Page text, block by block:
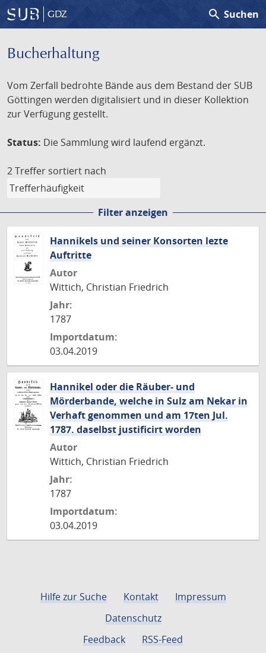
GDZ search Suchen
Bucherhaltung
Vom Zerfall bedrohte Bände aus dem Bestand der SUB
Göttingen werden digitalisiert und in dieser Kollektion
zur Verfügung gestellt.
Status: Die Sammlung wird laufend ergänzt.
2 Treffer sortiert nach
Filter anzeigen
Hannikels und seiner Konsorten lezte
Auftritte
Autor
Wittich, Christian Friedrich
Jahr:
1787
Importdatum:
03.04.2019
Hannikel oder die Räuber- und
Mörderbande, welche in Sulz am Nekar in
Verhaft genommen und am 17ten Jul.
1787. daselbst justificirt worden
Autor
Wittich, Christian Friedrich
Jahr:
1787
Importdatum:
03.04.2019
Hilfe zur Suche Kontakt
Impressum
Datenschutz
Feedback
RSS-Feed